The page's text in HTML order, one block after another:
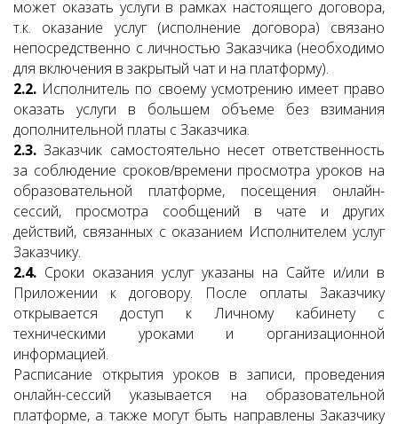
может оказать услуги в рамках настоящего договора,
т.к. оказание услуг (исполнение договора) связано
непосредственно с личностью Заказчика (необходимо
для включения в закрытый чат и на платформу).
2.2. Исполнитель по своему усмотрению имеет право
оказать услуги в большем объеме без взимания
дополнительной платы с Заказчика.
2.3. Заказчик самостоятельно несет ответственность
за соблюдение сроков/времени просмотра уроков на
образовательной платформе, посещения онлайн-
сессий, просмотра сообщений в чате и других
действий, связанных с оказанием Исполнителем услуг
Заказчику.
2.4. Сроки оказания услуг указаны на Сайте и/или в
Приложении к договору. После оплаты Заказчику
открывается доступ к Личному кабинету с
техническими уроками и организационной
информацией.
Расписание открытия уроков в записи, проведения
онлайн-сессий указывается на образовательной
платформе, а также могут быть направлены Заказчику